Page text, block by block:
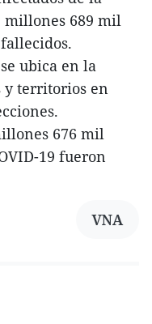
millones 689 mil
ubica en la
y territorios en
676 mil
19 fueron
VNA